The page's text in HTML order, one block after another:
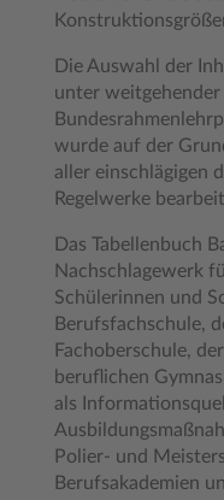
Die Auswahl der
unter
wurde auf der
aller einschlägigen
Regelwerke
Das Tabellenbuch
Nachschlagewerk
Schülerinnen und
Berufsfachschule,
Fachoberschule,
beruflichen
als
Polier- und
Berufsakademien